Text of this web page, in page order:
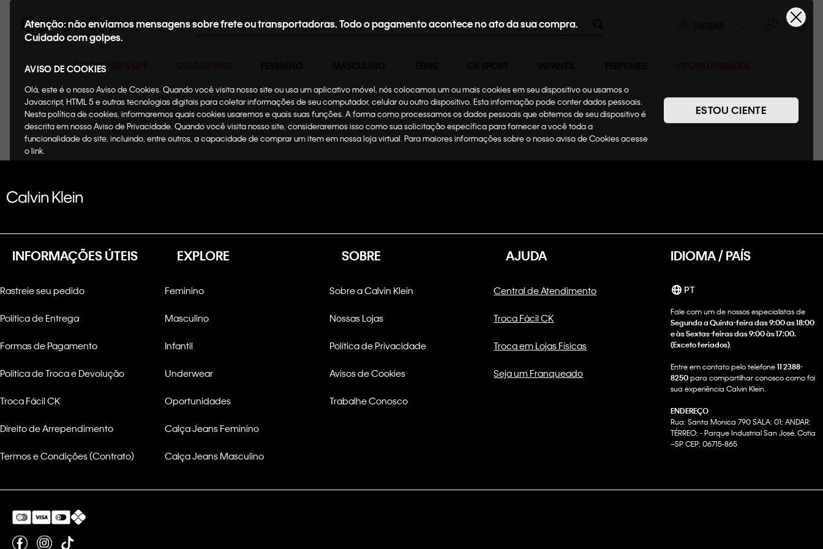
Buscar
SALE ATÉ 50% OFF
Atenção: não enviamos mensagens sobre frete ou transportadoras. Todo o pagamento acontece no ato da sua compra.
Cuidado com golpes.
AVISO DE COOKIES
Olá, este é o nosso Aviso de Cookies. Quando você visita nosso site ou usa um aplicativo móvel, nós colocamos um ou mais cookies em seu dispositivo ou usamos o
Javascript, HTML 5 e outras tecnologias digitais para coletar informações de seu computador, celular ou outro dispositivo. Esta informação pode conter dados pessoais.
Nesta política de cookies, informaremos quais cookies usaremos e quais suas funções. A forma como processamos os dados pessoais que obtemos de seu dispositivo é
descrita em nosso Aviso de Privacidade. Quando você visita nosso site, consideraremos isso como sua solicitação específica para fornecer a você toda a
funcionalidade do site, incluindo, entre outros, a capacidade de comprar um item em nossa loja virtual. Para maiores informações sobre o nosso aviso de Cookies acesse
o link.
ESTOU CIENTE
INFORMAÇÕES ÚTEIS
Rastreie seu pedido
Política de Entrega
Formas de Pagamento
Politica de Troca e Devolução
Troca Fácil CK
Direito de Arrependimento
Termos e Condições (Contrato)
EXPLORE
Feminino
Masculino
Infantil
Underwear
Oportunidades
Calça Jeans Feminino
Calça Jeans Masculino
SOBRE
Sobre a Calvin Klein
Nossas Lojas
Política de Privacidade
Avisos de Cookies
Trabalhe Conosco
AJUDA
Central de Atendimento
Troca Fácil CK
Troca em Lojas Físicas
Seja um Franqueado
IDIOMA / PAÍS
PT
Fale com um de nossos especialistas de
Segunda a Quinta-feira das 9:00 as 18:00
e às Sextas-feiras das 9:00 às 17:00.
(Exceto feriados)
Entre em contato pelo telefone11 2388-
8250para compartilhar conosco como foi
sua experiência Calvin Klein.
ENDEREÇO
Rua: Santa Monica 790 SALA: 01; ANDAR:
TÉRREO; - Parque Industrial San José, Cotia
–SP CEP: 06715-865